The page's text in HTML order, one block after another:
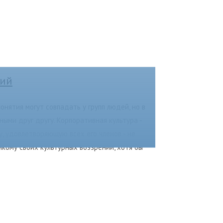
могут совпадать у групп людей, но в
друг другу. Корпоративная культура -
всех его членов - не
своих культурных воззрений, хотя бы